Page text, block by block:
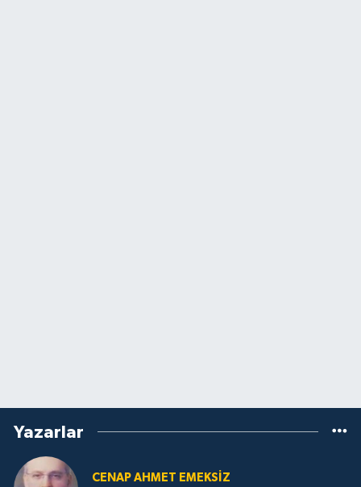
Yazarlar
CENAP AHMET EMEKSİZ